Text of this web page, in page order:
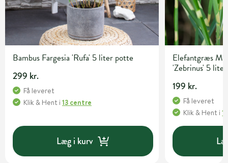
Bambus Fargesia 'Rufa' 5 liter potte
299 kr.
Få leveret
Klik & Hent i 13 centre
Læg i kurv
Elefantgræs
'Zebrinus' 5
199 kr.
Få leveret
Klik & Hent i